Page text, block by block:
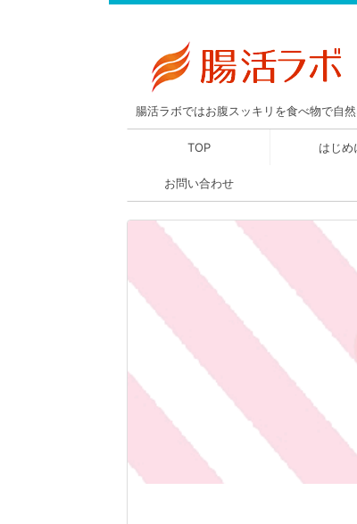
腸活ラボではお腹スッキリを食べ物で自
TOP はじめ
お問い合わせ